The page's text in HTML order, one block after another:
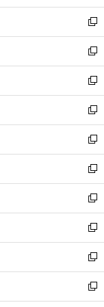
開
く
ウ
で
開
く
ン
ド
ウ
で
開
く
ウ
ィ
ン
ド
ウ
で
開
く
新
し
い
ウ
ィ
ン
ド
ウ
で
開
く
新
し
い
ウ
ィ
ン
ド
ウ
で
開
く
新
し
い
ウ
ィ
ン
ド
ウ
で
開
く
新
し
い
ウ
ィ
ン
ド
ウ
で
開
く
新
し
い
ウ
ィ
ン
ド
ウ
で
開
く
新
し
い
ウ
ィ
ン
ド
ウ
で
開
新
し
い
ウ
ィ
ン
ド
ウ
新
し
い
ウ
ィ
ン
新
し
い
ウ
新
し